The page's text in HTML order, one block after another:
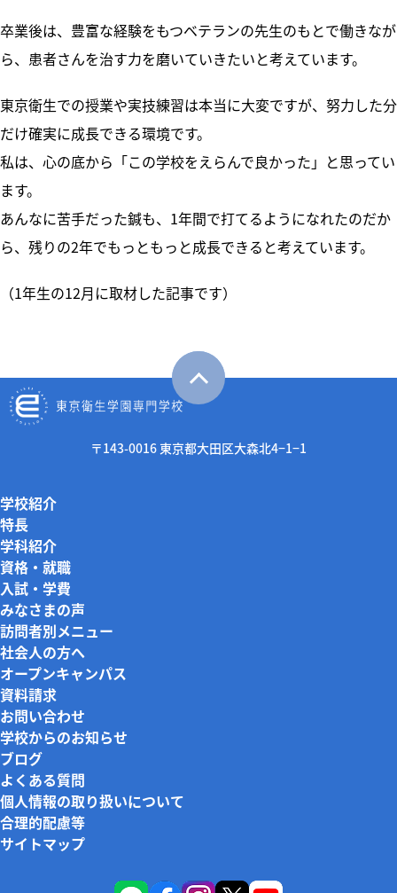
卒業後は、豊富な経験をもつベテランの先生のもとで働きなが
ら、患者さんを治す力を磨いていきたいと考えています。
東京衛生での授業や実技練習は本当に大変ですが、努力した分
だけ確実に成長できる環境です。
私は、心の底から「この学校をえらんで良かった」と思ってい
ます。
あんなに苦手だった鍼も、1年間で打てるようになれたのだか
ら、残りの2年でもっともっと成長できると考えています。
（1年生の12月に取材した記事です）
〒143-0016 東京都大田区大森北4−1−1
学校紹介
特長
学科紹介
資格・就職
入試・学費
みなさまの声
訪問者別メニュー
社会人の方へ
オープンキャンパス
資料請求
お問い合わせ
学校からのお知らせ
ブログ
よくある質問
個人情報の取り扱いについて
合理的配慮等
サイトマップ